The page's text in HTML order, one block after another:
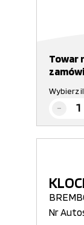
Towar
Wybierz
Nr